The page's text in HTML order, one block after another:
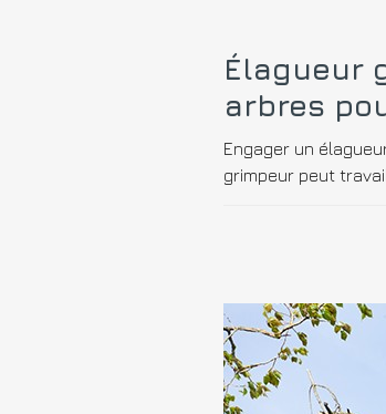
Élagueur
arbres
Engager un
grimpeur peut